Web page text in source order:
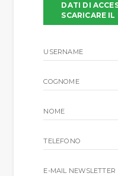
DATI DI
SCARICARE
USERNAME
COGNOME
NOME
TELEFONO
E-MAIL NEWSLETTER